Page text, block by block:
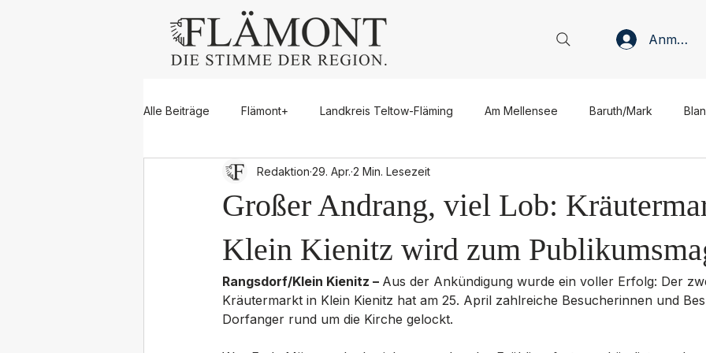
Anmelden
Alle Beiträge Flämont+ Landkreis Teltow-Fläming Am Mellensee Baruth/Mark
Dahme/Mark Großbeeren Jüterbog
Rangsdorf Trebbin Zossen Verwaltung Wirtschaft
Blaulicht Sport Meinung Interview Gastbeitrag Anzeige
Großer Andrang, viel Lob:
Klein Kienitz wird zum
Redaktion 29. Apr. 2 Min. Lesezeit
Rangsdorf/Klein Kienitz – Aus der Ankündigung wurde ein voller Erfolg: Der
Kräutermarkt in Klein Kienitz hat am 25. April zahlreiche Besucherinnen und
Dorfanger rund um die Kirche gelockt.